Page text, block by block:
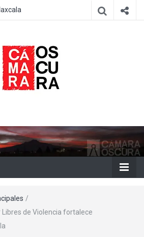
Cámara
Oscura
/
de Violencia fortalece